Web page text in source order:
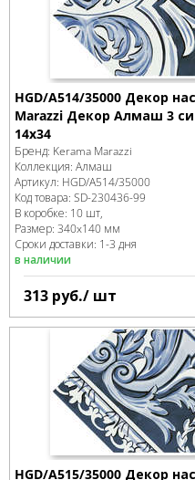
HGD/A514/35000 Декор
Marazzi Декор Алмаш 3
14х34
Бренд: Kerama Marazzi
Коллекция: Алмаш
Артикул: HGD/A514/35000
Код товара: SD-230436-99
В коробке: 10 шт,
Размер: 340x140 мм
Сроки доставки: 1-3 дня
в наличии
313 руб./ шт
HGD/A515/35000 Декор